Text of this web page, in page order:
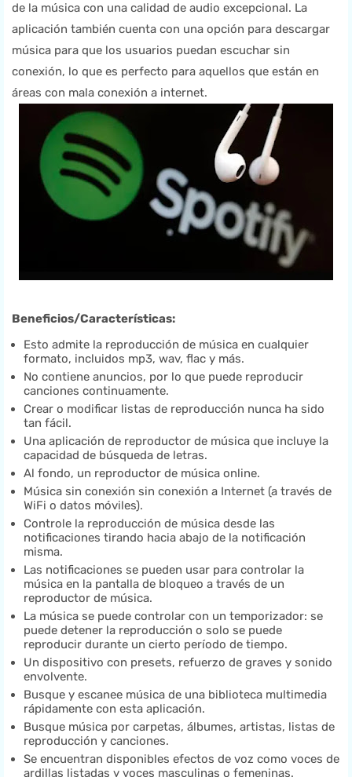
de la música con una calidad de audio excepcional. La
aplicación también cuenta con una opción para descargar
música para que los usuarios puedan escuchar sin
conexión, lo que es perfecto para aquellos que están en
áreas con mala conexión a internet.
Beneficios/Características:
Esto admite la reproducción de música en cualquier
formato, incluidos mp3, wav, flac y más.
No contiene anuncios, por lo que puede reproducir
canciones continuamente.
Crear o modificar listas de reproducción nunca ha sido
tan fácil.
Una aplicación de reproductor de música que incluye la
capacidad de búsqueda de letras.
Al fondo, un reproductor de música online.
Música sin conexión sin conexión a Internet (a través de
WiFi o datos móviles).
Controle la reproducción de música desde las
notificaciones tirando hacia abajo de la notificación
misma.
Las notificaciones se pueden usar para controlar la
música en la pantalla de bloqueo a través de un
reproductor de música.
La música se puede controlar con un temporizador: se
puede detener la reproducción o solo se puede
reproducir durante un cierto período de tiempo.
Un dispositivo con presets, refuerzo de graves y sonido
envolvente.
Busque y escanee música de una biblioteca multimedia
rápidamente con esta aplicación.
Busque música por carpetas, álbumes, artistas, listas de
reproducción y canciones.
Se encuentran disponibles efectos de voz como voces de
ardillas listadas y voces masculinas o femeninas.